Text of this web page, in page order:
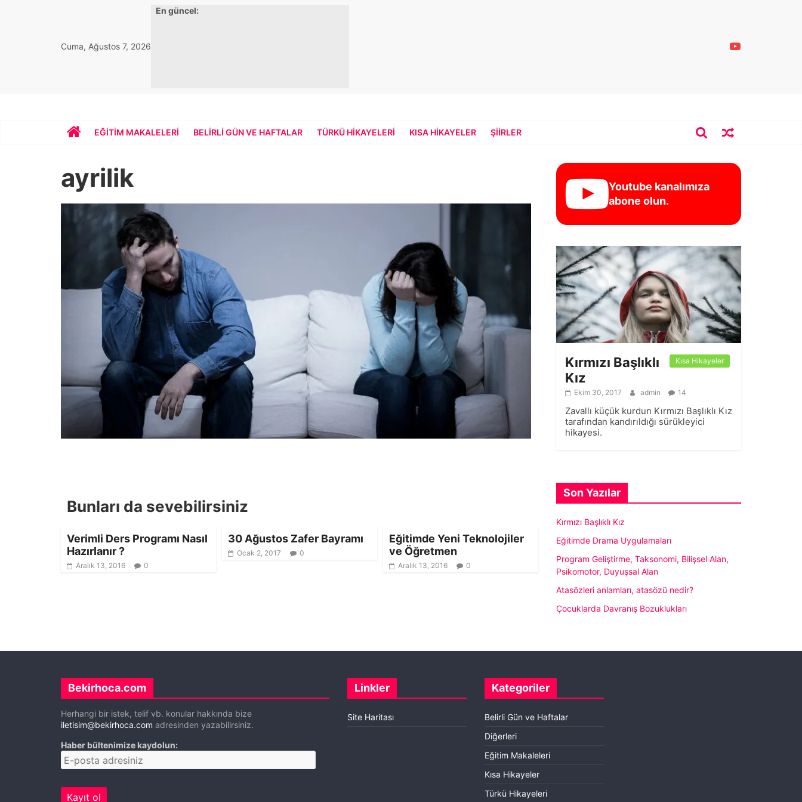
Cuma, Ağustos 7, 2026
En güncel:
Bekirhoca.com
EĞITIM MAKALELERI BELIRLI GÜN VE HAFTALAR TÜRKÜ HIKAYELERI KISA HIKAYELER ŞIIRLER
ayrilik
Bunları da sevebilirsiniz
Verimli Ders Programı Nasıl
Hazırlanır ?
Aralık 13, 2016 0
30 Ağustos Zafer Bayramı
Ocak 2, 2017 0
Eğitimde Yeni Teknolojiler
ve Öğretmen
Aralık 13, 2016 0
Youtube kanalımıza
abone olun.
Kısa Hikayeler
Kırmızı Başlıklı
Kız
Ekim 30, 2017 admin 14
Zavallı küçük kurdun Kırmızı Başlıklı Kız
tarafından kandırıldığı sürükleyici
hikayesi.
Son Yazılar
Kırmızı Başlıklı Kız
Eğitimde Drama Uygulamaları
Program Geliştirme, Taksonomi, Bilişsel Alan,
Psikomotor, Duyuşsal Alan
Atasözleri anlamları, atasözü nedir?
Çocuklarda Davranış Bozuklukları
Bekirhoca.com
Herhangi bir istek, telif vb. konular hakkında bize
iletisim@bekirhoca.com adresinden yazabilirsiniz.
Haber bültenimize kaydolun:
Linkler
Site Haritası
Kategoriler
Belirli Gün ve Haftalar
Diğerleri
Eğitim Makaleleri
Kısa Hikayeler
Türkü Hikayeleri